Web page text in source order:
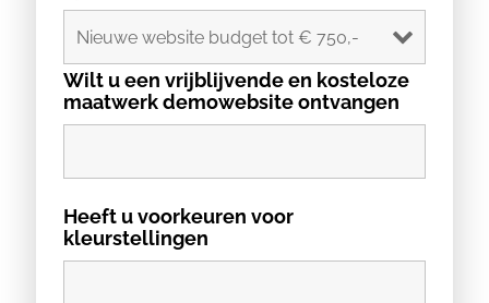
Wilt u een vrijblijvende en kosteloze
maatwerk demowebsite ontvangen
Heeft u voorkeuren voor
kleurstellingen